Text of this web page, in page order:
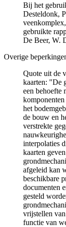
Bij het
Desteldonk,
gebruikte
De Beer, W.
Overige
Quote uit de
kaarten: "De
een behoefte
het
de bouw en
verstrekte
interpolaties
kaarten
afgeleid kan
beschikbare
documenten
gesteld
vrijstellen
functie van